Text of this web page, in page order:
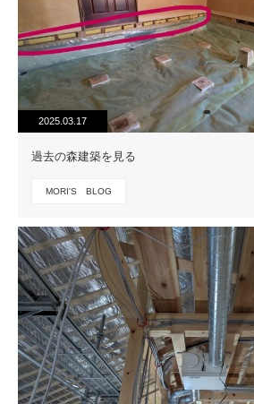
2025.03.17
過去の森建築を見る
MORI'S BLOG